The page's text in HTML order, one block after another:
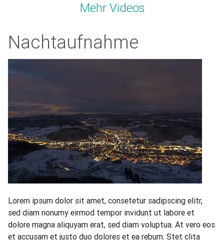
Mehr Videos
Nachtaufnahme
Lorem ipsum dolor sit amet, consetetur sadipscing elitr,
sed diam nonumy eirmod tempor invidunt ut labore et
dolore magna aliquyam erat, sed diam voluptua. At vero eos
et accusam et justo duo dolores et ea rebum. Stet clita